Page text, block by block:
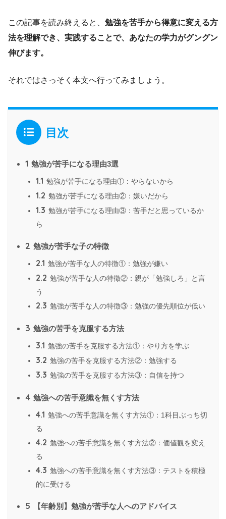
この記事を読み終えると、 勉強を苦手から得意に変える方
法を理解でき、実践することで、あなたの学力がグングン
伸びます。
それではさっそく本文へ行ってみましょう。
目次
1 勉強が苦手になる理由3選
1.1 勉強が苦手になる理由①：やらないから
1.2 勉強が苦手になる理由②：嫌いだから
1.3 勉強が苦手になる理由③：苦手だと思っているか
ら
2 勉強が苦手な子の特徴
2.1 勉強が苦手な人の特徴①：勉強が嫌い
2.2 勉強が苦手な人の特徴②：親が「勉強しろ」と言
う
2.3 勉強が苦手な人の特徴③：勉強の優先順位が低い
3 勉強の苦手を克服する方法
3.1 勉強の苦手を克服する方法①：やり方を学ぶ
3.2 勉強の苦手を克服する方法②：勉強する
3.3 勉強の苦手を克服する方法③：自信を持つ
4 勉強への苦手意識を無くす方法
4.1 勉強への苦手意識を無くす方法①：1科目ぶっち切
る
4.2 勉強への苦手意識を無くす方法②：価値観を変え
る
4.3 勉強への苦手意識を無くす方法③：テストを積極
的に受ける
5 【年齢別】勉強が苦手な人へのアドバイス